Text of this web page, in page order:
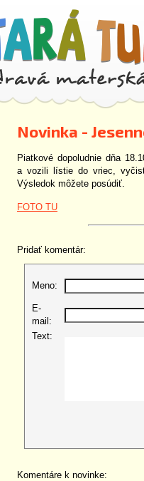
Novinka -
Piatkové dopoludnie dňa
a vozili lístie do vriec,
Výsledok môžete posúdiť.
FOTO TU
Pridať komentár:
Meno:
E-
mail:
Text:
Komentáre k novinke: